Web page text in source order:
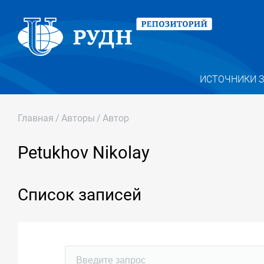
ИСТОЧНИКИ
Главная / Авторы / Автор
Petukhov Nikolay
Список записей